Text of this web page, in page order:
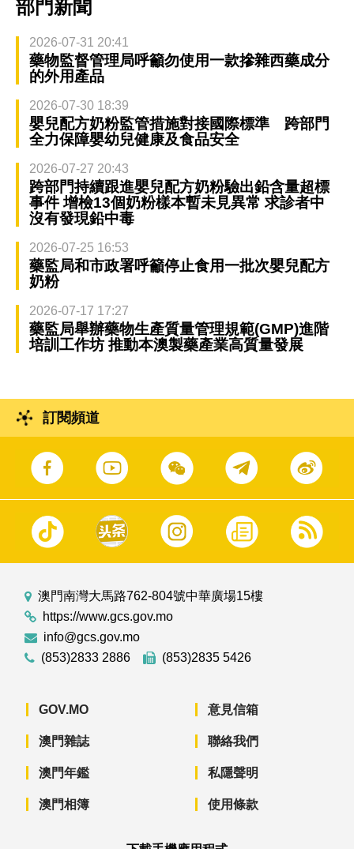
部門新聞
2026-07-31 20:41
藥物監督管理局呼籲勿使用一款摻雜西藥成分
的外用產品
2026-07-30 18:39
嬰兒配方奶粉監管措施對接國際標準 跨部門
全力保障嬰幼兒健康及食品安全
2026-07-27 20:43
跨部門持續跟進嬰兒配方奶粉驗出鉛含量超標
事件 增檢13個奶粉樣本暫未見異常 求診者中
沒有發現鉛中毒
2026-07-25 16:53
藥監局和市政署呼籲停止食用一批次嬰兒配方
奶粉
2026-07-17 17:27
藥監局舉辦藥物生產質量管理規範(GMP)進階
培訓工作坊 推動本澳製藥產業高質量發展
訂閱頻道
澳門南灣大馬路762-804號中華廣場15樓
https://www.gcs.gov.mo
info@gcs.gov.mo
(853)2833 2886
(853)2835 5426
GOV.MO
澳門雜誌
澳門年鑑
澳門相簿
意見信箱
聯絡我們
私隱聲明
使用條款